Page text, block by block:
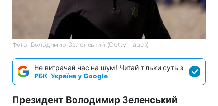
Фото: Володимир Зеленський (GettyImages)
Не витрачай час на шум! Читай тільки суть з
РБК-Україна у Google
Президент Володимир Зеленський